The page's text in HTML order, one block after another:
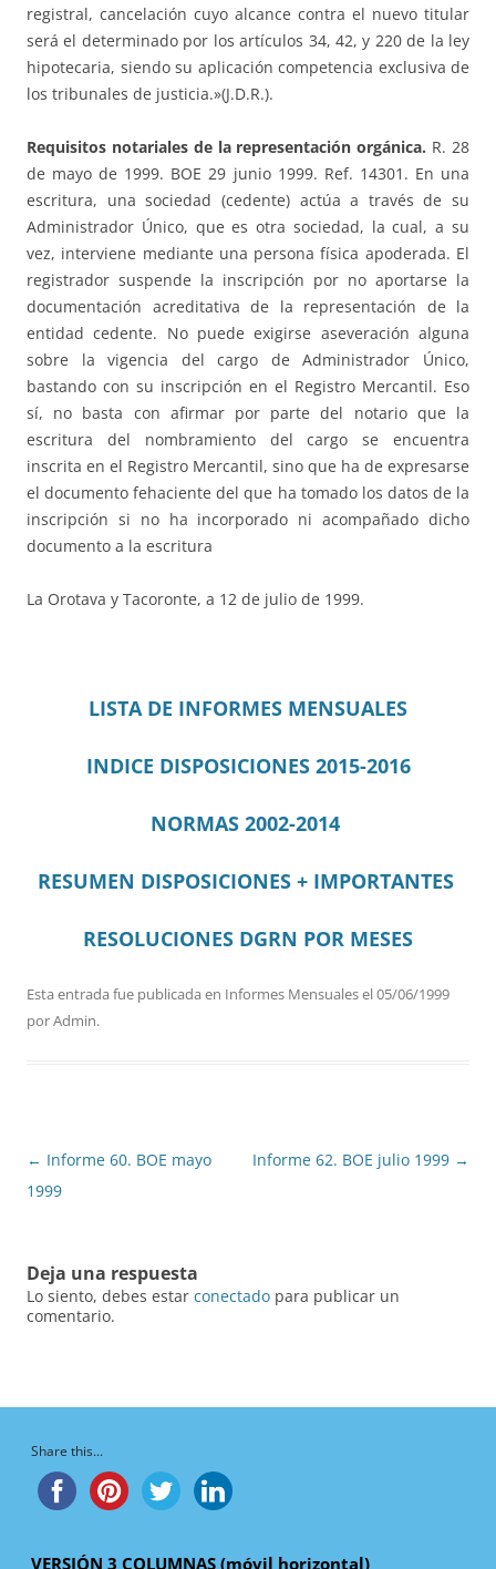
registral, cancelación cuyo alcance contra el nuevo titular
será el determinado por los artículos 34, 42, y 220 de la ley
hipotecaria, siendo su aplicación competencia exclusiva de
los tribunales de justicia.»(J.D.R.).
Requisitos notariales de la representación orgánica. R. 28
de mayo de 1999. BOE 29 junio 1999. Ref. 14301. En una
escritura, una sociedad (cedente) actúa a través de su
Administrador Único, que es otra sociedad, la cual, a su
vez, interviene mediante una persona física apoderada. El
registrador suspende la inscripción por no aportarse la
documentación acreditativa de la representación de la
entidad cedente. No puede exigirse aseveración alguna
sobre la vigencia del cargo de Administrador Único,
bastando con su inscripción en el Registro Mercantil. Eso
sí, no basta con afirmar por parte del notario que la
escritura del nombramiento del cargo se encuentra
inscrita en el Registro Mercantil, sino que ha de expresarse
el documento fehaciente del que ha tomado los datos de la
inscripción si no ha incorporado ni acompañado dicho
documento a la escritura
La Orotava y Tacoronte, a 12 de julio de 1999.
LISTA DE INFORMES MENSUALES
INDICE DISPOSICIONES 2015-2016
NORMAS 2002-2014
RESUMEN DISPOSICIONES + IMPORTANTES
RESOLUCIONES DGRN POR MESES
Esta entrada fue publicada en Informes Mensualesel05/06/1999
porAdmin.
Navegación
de
← Informe 60. BOE mayo
1999
Informe 62. BOE julio 1999 →
Deja una respuesta
Lo siento, debes estar conectado para publicar un
comentario.
Share this...